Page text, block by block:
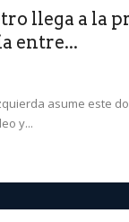
llega a la
entre...
asume este
y...